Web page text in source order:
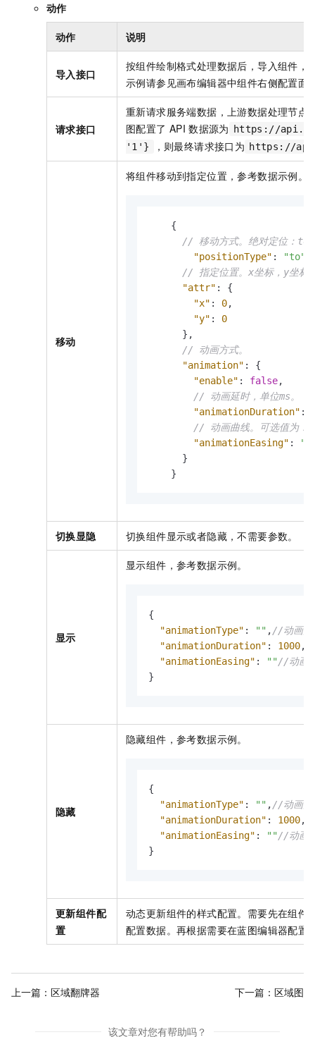
动作
动作 说明
导入接口
按组件绘制格式处理数据后，导入组件，
示例请参见画布编辑器中组件右侧配置面
请求接口
重新请求服务端数据，上游数据处理节点
图配置了 API 数据源为
https://
'1'}
，则最终请求接口为 https://
移动
将组件移动到指定位置，参考数据示例。
{
// 移动方式。绝对定位：to
"positionType" : "to"
// 指定位置。x坐标，y坐标
"attr" :
{
"x" : 0,
"y" :
0
} ,
// 动画方式。
"animation" :
{
"enable" : false,
// 动画延时，单位ms。
"animationDuration" :
// 动画曲线。可选值为
"animationEasing" :
}
}
切换显隐 切换组件显示或者隐藏，不需要参数。
显示
显示组件，参考数据示例。
{
"animationType" : "" ,//动画方
"animationDuration" : 1000,
"animationEasing" : ""//动画
}
隐藏
隐藏组件，参考数据示例。
{
"animationType" : "" ,//动画方
"animationDuration" : 1000,
"animationEasing" : ""//动画
}
更新组件配
置
动态更新组件的样式配置。需要先在组件
配置数据。再根据需要在蓝图编辑器配置
上一篇： 区域翻牌器 下一篇： 区域图
该文章对您有帮助吗？